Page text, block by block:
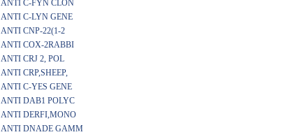
ANTI C-FYN CLON
ANTI C-LYN GENE
ANTI CNP-22(1-2
ANTI COX-2RABBI
ANTI CRJ 2, POL
ANTI CRP,SHEEP,
ANTI C-YES GENE
ANTI DAB1 POLYC
ANTI DERFI,MONO
ANTI DNADE GAMM